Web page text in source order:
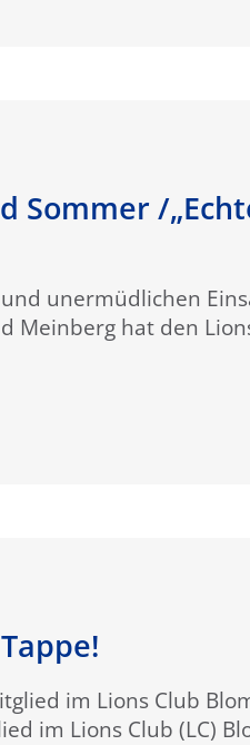
Sommer /
unermüdlichen
Meinberg hat den
im Lions Club
im Lions Club (LC)